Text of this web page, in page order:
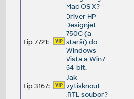
Mac OS X?
Tip 7721:
Driver HP
Designjet
750C (a
starší) do
Windows
Vista a Win7
64-bit.
Tip 3167:
Jak
vytisknout
.RTL soubor?